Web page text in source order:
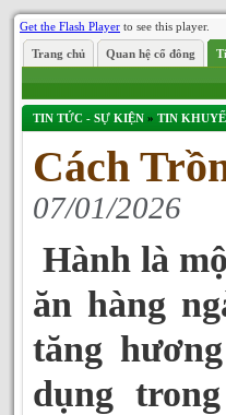
Get the Flash Player to see this player.
Trang chủ Quan hệ cổ đông
TIN TỨC - SỰ KIỆN » TIN
Cách
07/01/2026
Hành là
ăn hàng
tăng
dụng